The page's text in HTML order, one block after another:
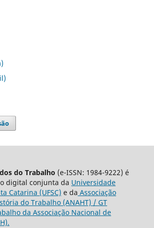
do Trabalho (e-ISSN: 1984-9222) é
digital conjunta da Universidade
Catarina (UFSC) e da Associação
do Trabalho (ANAHT) / GT
da Associação Nacional de